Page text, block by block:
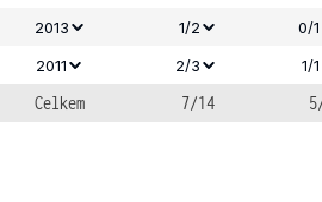
2013
1/2 0/1
2011 2/3 1/1
Celkem 7/14